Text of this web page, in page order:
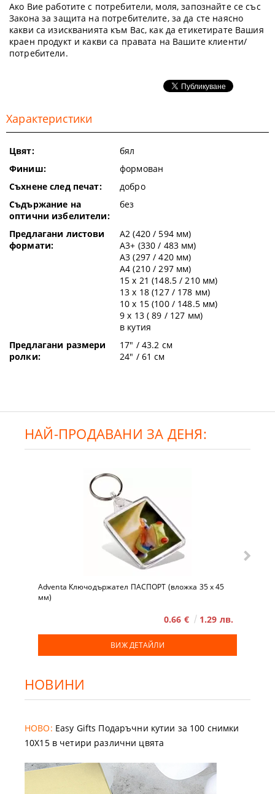
Ако Вие работите с потребители, моля, запознайте се със
Закона за защита на потребителите, за да сте наясно
какви са изискванията към Вас, как да етикетирате Вашия
краен продукт и какви са правата на Вашите клиенти/
потребители.
Характеристики
Цвят:
бял
Финиш:
формован
Съхнене след печат:
добро
Съдържание на
оптични избелители:
без
Предлагани листови
формати:
A2 (420 / 594 мм)
A3+ (330 / 483 мм)
A3 (297 / 420 мм)
A4 (210 / 297 мм)
15 x 21 (148.5 / 210 мм)
13 x 18 (127 / 178 мм)
10 x 15 (100 / 148.5 мм)
9 x 13 ( 89 / 127 мм)
в кутия
Предлагани размери
ролки:
17" / 43.2 см
24" / 61 см
НАЙ-ПРОДАВАНИ ЗА ДЕНЯ:
Adventa Ключодържател ПАСПОРТ (вложка 35 x 45
мм)
0.66 € 1.29 лв.
ВИЖ ДЕТАЙЛИ
НОВИНИ
НОВО: Easy Gifts Подаръчни кутии за 100 снимки
10X15 в четири различни цвята